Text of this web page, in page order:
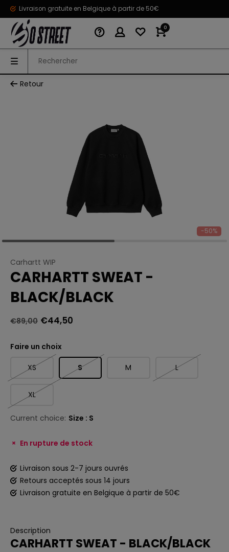
Livraison gratuite en Belgique à partir de 50€
0
Retour
-50%
Carhartt WIP
CARHARTT SWEAT -
BLACK/BLACK
€89,00 €44,50
Faire un choix
XS S M L
XL
Current choice: Size : S
En rupture de stock
Livraison sous 2-7 jours ouvrés
Retours acceptés sous 14 jours
Livraison gratuite en Belgique à partir de 50€
Description
CARHARTT SWEAT - BLACK/BLACK